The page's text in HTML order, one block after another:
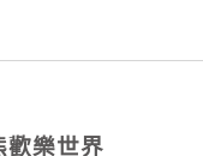
樂世界